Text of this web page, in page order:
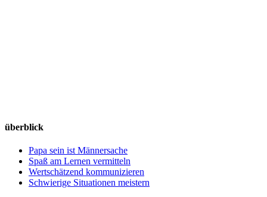
überblick
Papa sein ist Männersache
Spaß am Lernen vermitteln
Wertschätzend kommunizieren
Schwierige Situationen meistern